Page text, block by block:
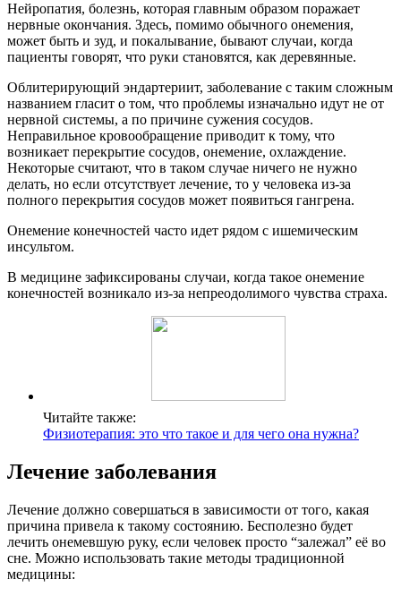
Нейропатия, болезнь, которая главным образом поражает
нервные окончания. Здесь, помимо обычного онемения,
может быть и зуд, и покалывание, бывают случаи, когда
пациенты говорят, что руки становятся, как деревянные.
Облитерирующий эндартериит, заболевание с таким сложным
названием гласит о том, что проблемы изначально идут не от
нервной системы, а по причине сужения сосудов.
Неправильное кровообращение приводит к тому, что
возникает перекрытие сосудов, онемение, охлаждение.
Некоторые считают, что в таком случае ничего не нужно
делать, но если отсутствует лечение, то у человека из-за
полного перекрытия сосудов может появиться гангрена.
Онемение конечностей часто идет рядом с ишемическим
инсультом.
В медицине зафиксированы случаи, когда такое онемение
конечностей возникало из-за непреодолимого чувства страха.
Читайте также:
Физиотерапия: это что такое и для чего она нужна?
Лечение заболевания
Лечение должно совершаться в зависимости от того, какая
причина привела к такому состоянию. Бесполезно будет
лечить онемевшую руку, если человек просто “залежал” её во
сне. Можно использовать такие методы традиционной
медицины: